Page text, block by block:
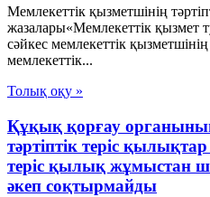
Мемлекеттік қызметшінің
жазалары«Мемлекеттік қызмет
сәйкес мемлекеттік
мемлекеттік...
Толық оқу »
Құқық қорғау органының
тәртіптік теріс қылықтар
теріс қылық жұмыстан
әкеп соқтырмайды